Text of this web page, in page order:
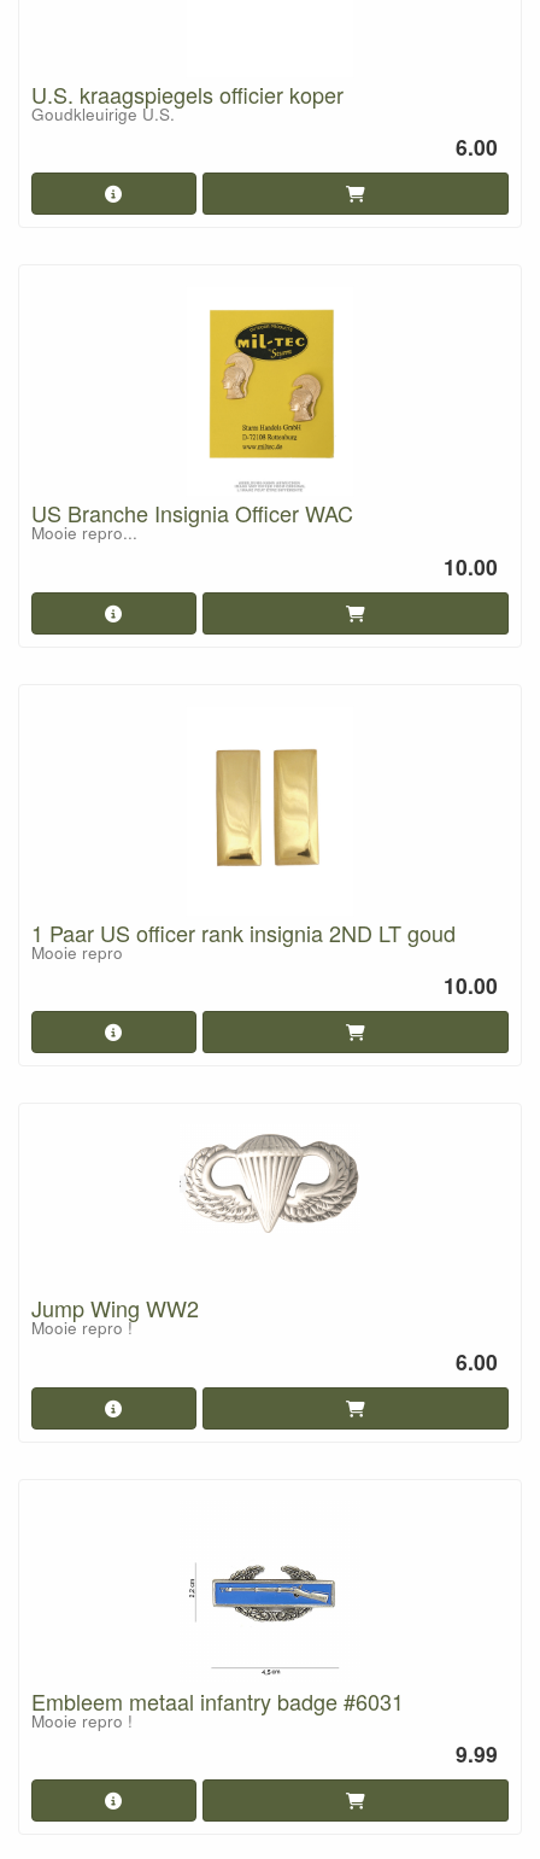
U.S. kraagspiegels officier koper
Goudkleuirige U.S.
6.00
US Branche Insignia Officer WAC
Mooie repro...
10.00
1 Paar US officer rank insignia 2ND LT goud
Mooie repro
10.00
Jump Wing WW2
Mooie repro !
6.00
Embleem metaal infantry badge #6031
Mooie repro !
9.99